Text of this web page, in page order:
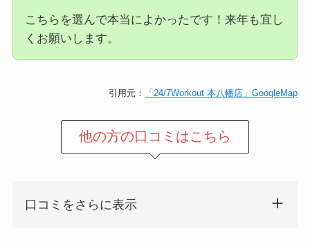
こちらを選んで本当によかったです！来年も宜し
くお願いします。
引用元： 「24/7Workout 本八幡店」GoogleMap
他の方の口コミはこちら
口コミをさらに表示